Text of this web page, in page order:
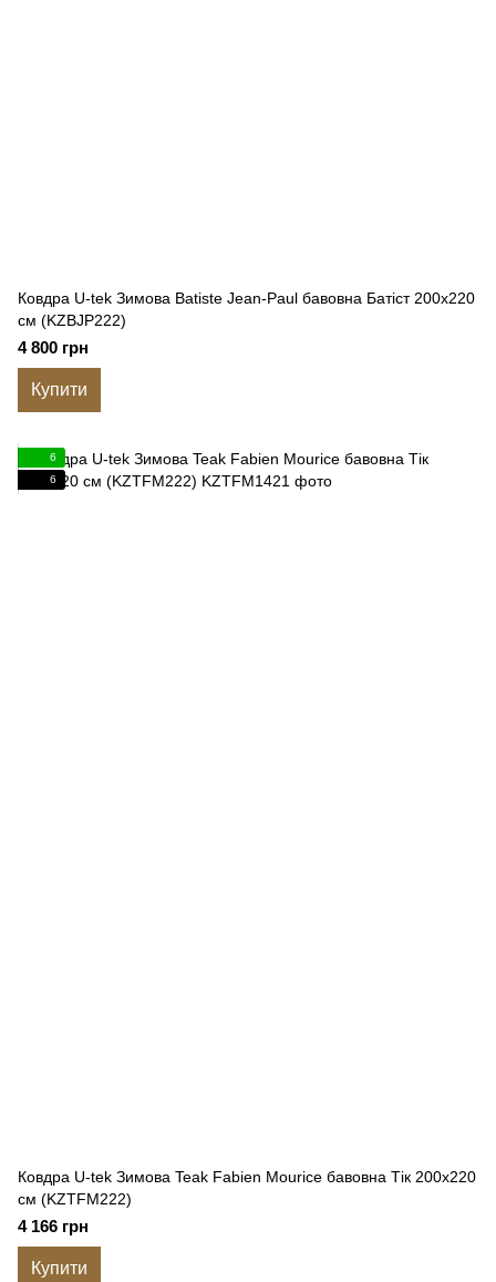
Ковдра U-tek Зимова Batiste Jean-Paul бавовна Батіст 200x220
см (KZBJP222)
4 800 грн
Купити
6
6
Ковдра U-tek Зимова Teak Fabien Mourice бавовна Тік 200x220
см (KZTFM222)
4 166 грн
Купити